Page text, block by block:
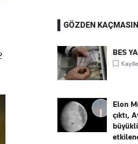
GÖZDEN KAÇMASIN
BES
Elon
çıktı,